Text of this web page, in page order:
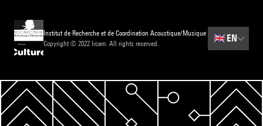
Institut de Recherche et de Coordination Acoustique/Musique
Copyright © 2022 Ircam. All rights reserved.
🇬🇧 EN